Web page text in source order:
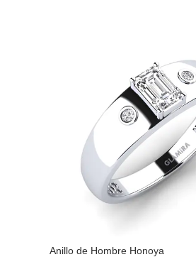
Anillo de Hombre Honoya